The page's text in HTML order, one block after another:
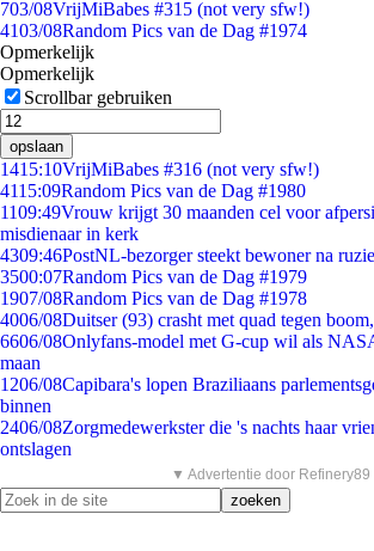
703/08VrijMiBabes #315 (not very sfw!)
4103/08Random Pics van de Dag #1974
Opmerkelijk
Opmerkelijk
Scrollbar gebruiken
opslaan
1415:10VrijMiBabes #316 (not very sfw!)
4115:09Random Pics van de Dag #1980
1109:49Vrouw krijgt 30 maanden cel voor
misdienaar in kerk
4309:46PostNL-bezorger steekt bewoner na
3500:07Random Pics van de Dag #1979
1907/08Random Pics van de Dag #1978
4006/08Duitser (93) crasht met quad tegen
6606/08Onlyfans-model met G-cup wil als
maan
1206/08Capibara's lopen Braziliaans
binnen
2406/08Zorgmedewerkster die 's nachts haar
ontslagen
▼ Advertentie door Refinery89